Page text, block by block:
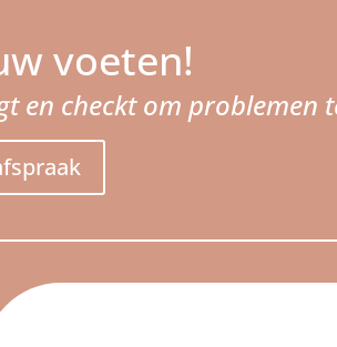
voeten!
en checkt om problemen